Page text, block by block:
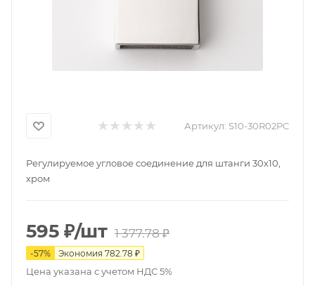
Артикул: S10-30R02PC
Регулируемое угловое соединение для штанги 30х10,
хром
595 ₽/шт 1 377.78₽
-57% Экономия 782.78 ₽
Цена указана с учетом НДС 5%